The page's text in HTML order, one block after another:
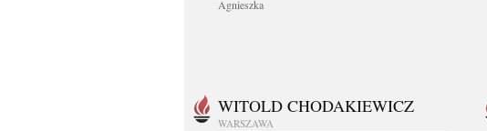
Agnieszka
WITOLD CHODAKIEWICZ
WARSZAWA